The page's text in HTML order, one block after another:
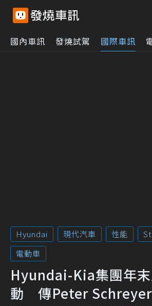
國內車訊 發燒試駕 國際車訊
Hyundai 現代汽車 性能
電動車
Hyundai-Kia集團年
動 傳Peter